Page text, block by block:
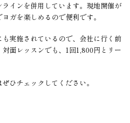
インを併用しています。現地開催が
ガを楽しめるので便利です。
実施されているので、会社に行く前
面レッスンでも、1回1,800円とリー
ひチェックしてください。